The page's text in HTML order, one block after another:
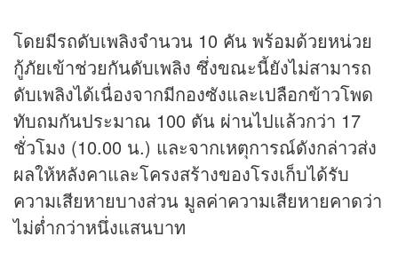
โดยมีรถดับเพลิงจำนวน 10 คัน พร้อมด้วยหน่วย
กู้ภัยเข้าช่วยกันดับเพลิง ซึ่งขณะนี้ยังไม่สามารถ
ดับเพลิงได้เนื่องจากมีกองซังและเปลือกข้าวโพด
ทับถมกันประมาณ 100 ตัน ผ่านไปแล้วกว่า 17
ชั่วโมง (10.00 น.) และจากเหตุการณ์ดังกล่าวส่ง
ผลให้หลังคาและโครงสร้างของโรงเก็บได้รับ
ความเสียหายบางส่วน มูลค่าความเสียหายคาดว่า
ไม่ต่ำกว่าหนึ่งแสนบาท